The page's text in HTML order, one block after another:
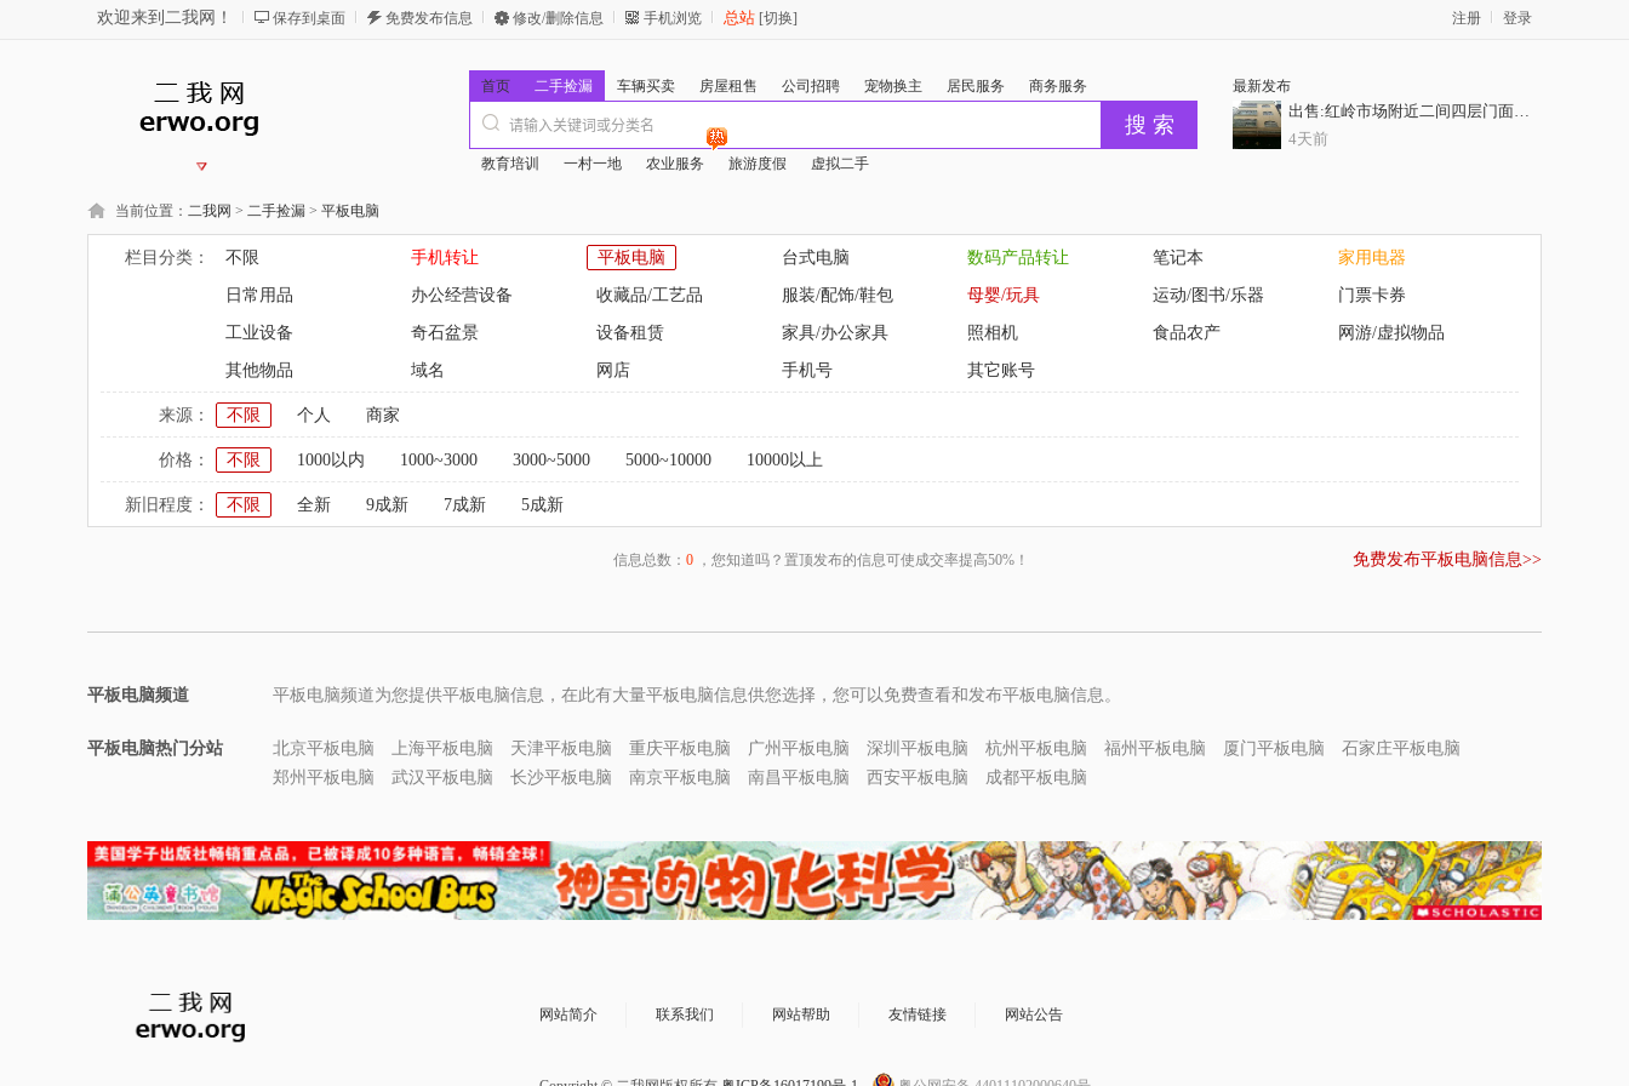
欢迎来到二我网！ 保存到桌面 免费发布信息 修改/删除信息 手机浏览 总站 [切换] 登录
注册
最新发布
出售:红岭市场附近二间四层门面房，门前10米巷，证齐全
4天前
客村地铁扣一室一厅
首页 二手捡漏 车辆买卖 房屋租售 公司招聘 宠物换主 居民服务 商务服务
教育培训 一村一地 农业服务 旅游度假 虚拟二手
当前位置： 二我网 > 二手捡漏 > 平板电脑
栏目分类： 不限 手机转让 平板电脑 台式电脑 数码产品转让 笔记本 家用电器
日常用品 办公经营设备 收藏品/工艺品 服装/配饰/鞋包 母婴/玩具 运动/图书/乐器 门票卡券
工业设备 奇石盆景 设备租赁 家具/办公家具 照相机 食品农产 网游/虚拟物品
其他物品 域名 网店 手机号 其它账号
来源： 不限 个人 商家
价格： 不限 1000以内 1000~3000 3000~5000 5000~10000 10000以上
新旧程度： 不限 全新 9成新 7成新 5成新
信息总数： 0，您知道吗？置顶发布的信息可使成交率提高50%！ 免费发布平板电脑信息>>
平板电脑频道 平板电脑频道为您提供平板电脑信息，在此有大量平板电脑信息供您选择，您可以免费查看和发布平板电脑信息。
平板电脑热门分站 北京平板电脑 上海平板电脑 天津平板电脑 重庆平板电脑 广州平板电脑 深圳平板电脑 杭州平板电脑 福州平板电脑 厦门平板电脑
石家庄平板电脑
郑州平板电脑
武汉平板电脑 长沙平板电脑 南京平板电脑 南昌平板电脑 西安平板电脑 成都平板电脑
网站简介 联系我们 网站帮助 友情链接 网站公告